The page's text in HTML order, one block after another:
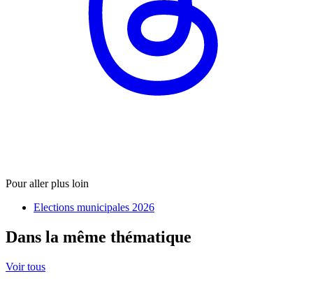
Pour aller plus loin
Elections municipales 2026
Dans la même thématique
Voir tous